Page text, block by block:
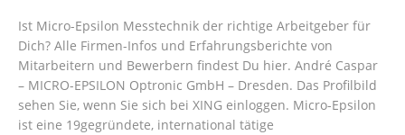
Ist Micro-Epsilon Messtechnik der richtige Arbeitgeber für
Dich? Alle Firmen-Infos und Erfahrungsberichte von
Mitarbeitern und Bewerbern findest Du hier. André Caspar
– MICRO-EPSILON Optronic GmbH – Dresden. Das Profilbild
sehen Sie, wenn Sie sich bei XING einloggen. Micro-Epsilon
ist eine 19gegründete, international tätige